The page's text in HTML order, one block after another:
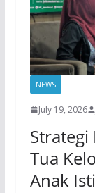
NEWS
July 19, 2026
Strategi
Tua
Anak